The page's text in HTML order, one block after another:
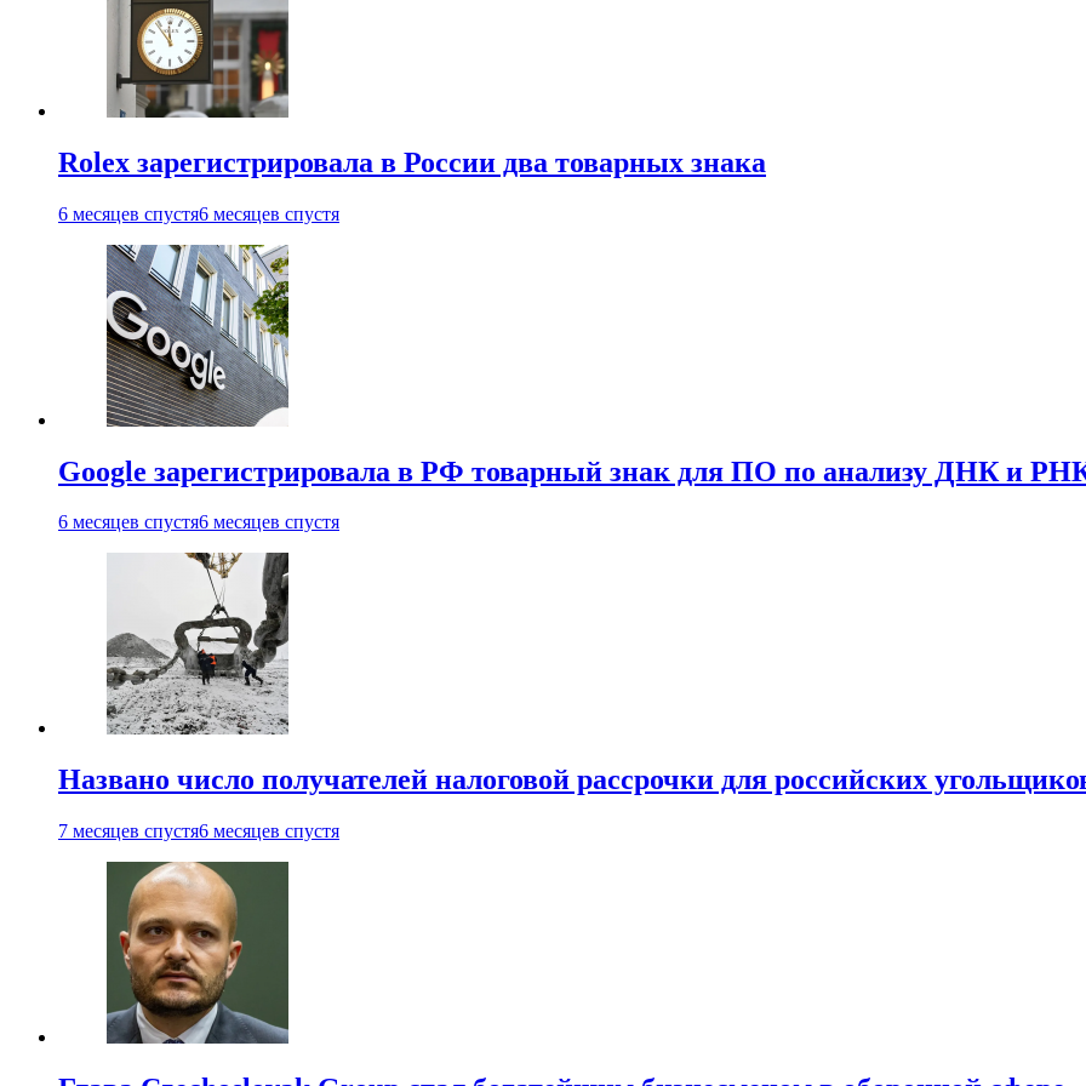
Rolex зарегистрировала в России два товарных знака
6 месяцев спустя6 месяцев спустя
Google зарегистрировала в РФ товарный знак для ПО по анализу ДНК и
6 месяцев спустя6 месяцев спустя
Названо число получателей налоговой рассрочки для российских
7 месяцев спустя6 месяцев спустя